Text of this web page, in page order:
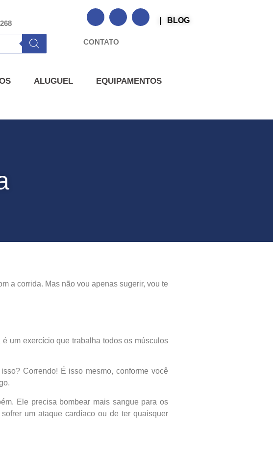
| BLOG
CONTATO
ALUGUEL EQUIPAMENTOS
a corrida. Mas não vou apenas sugerir, vou te
um exercício que trabalha todos os músculos
Correndo! É isso mesmo, conforme você
Ele precisa bombear mais sangue para os
um ataque cardíaco ou de ter quaisquer